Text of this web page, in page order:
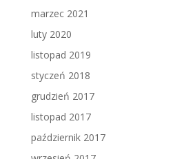
marzec 2021
luty 2020
listopad 2019
styczeń 2018
grudzień 2017
listopad 2017
październik 2017